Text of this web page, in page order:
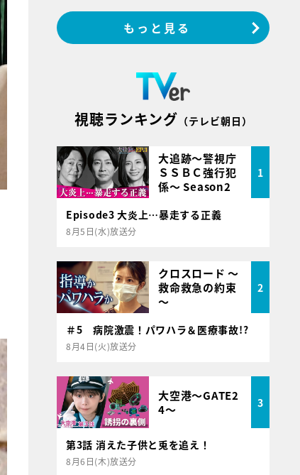
もっと見る
視聴ランキング （テレビ朝日）
大追跡～警視庁
ＳＳＢＣ強行犯
係～ Season2
1
Episode3 大炎上…暴走する正義
8月5日(水)放送分
クロスロード ～
救命救急の約束
～
2
＃5 病院激震！パワハラ＆医療事故!?
8月4日(火)放送分
大空港～GATE2
4～
3
第3話 消えた子供と兎を追え！
8月6日(木)放送分